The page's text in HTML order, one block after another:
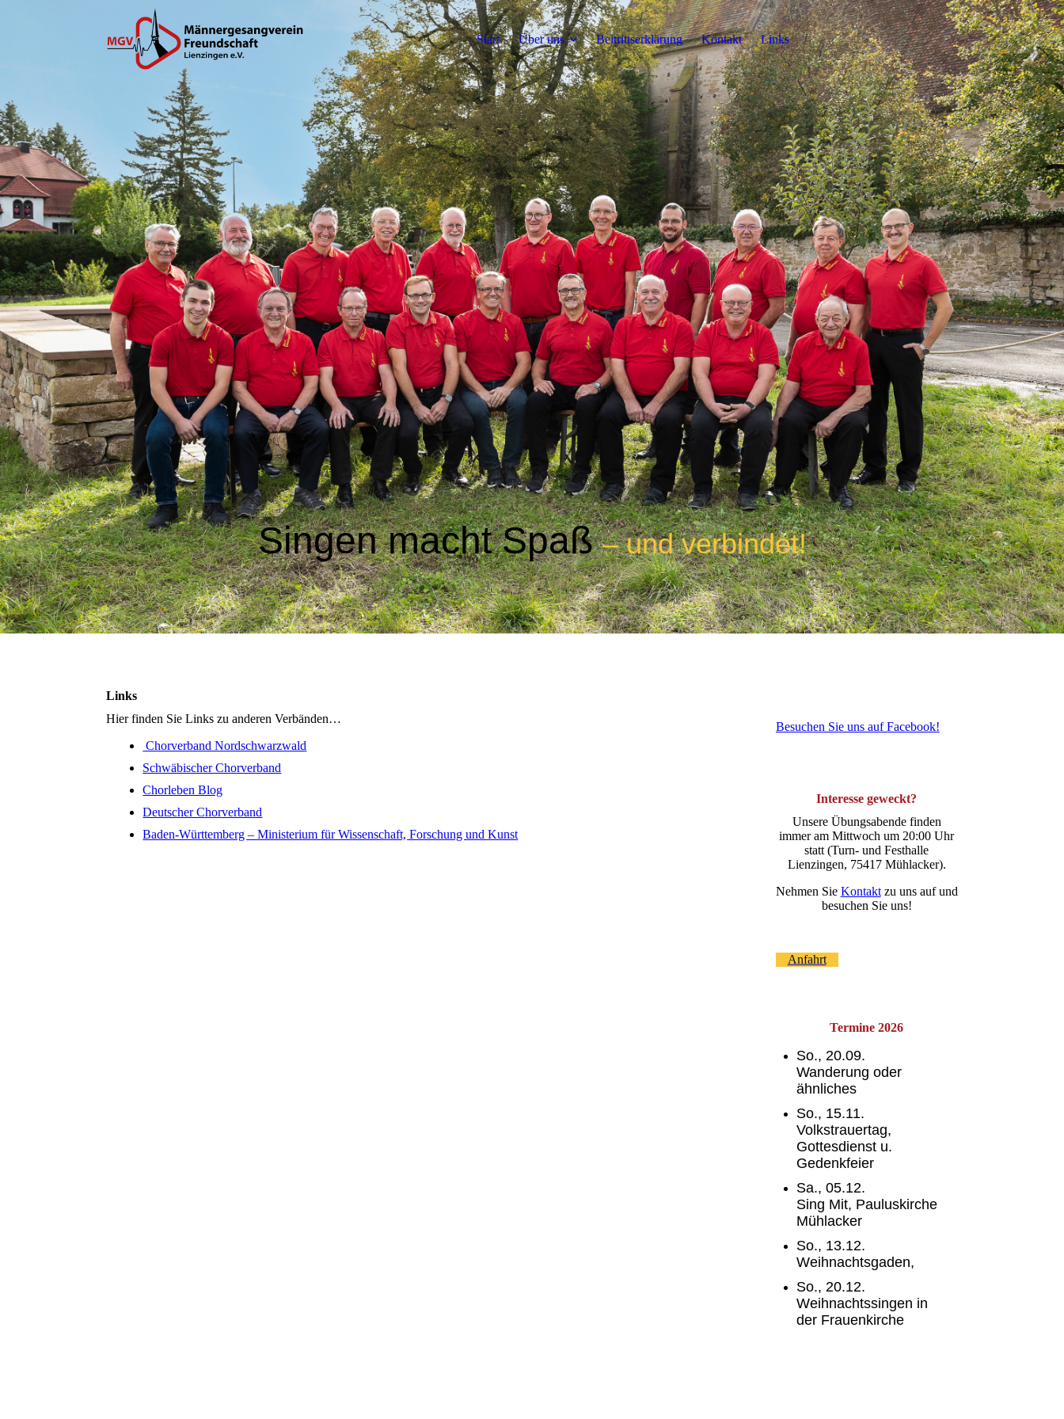
Start Über uns Beitrittserklärung Kontakt Links
Singen macht Spaß – und verbindet!
Links
Hier finden Sie Links zu anderen Verbänden…
Chorverband Nordschwarzwald
Schwäbischer Chorverband
Chorleben Blog
Deutscher Chorverband
Baden-Württemberg – Ministerium für Wissenschaft, Forschung und Kunst
Besuchen Sie uns auf Facebook!
Interesse geweckt?
Unsere Übungsabende finden
immer am Mittwoch um 20:00 Uhr
statt (Turn- und Festhalle
Lienzingen, 75417 Mühlacker).
Nehmen Sie Kontaktzu uns auf und
besuchen Sie uns!
Anfahrt
Termine 2026
So., 20.09.
Wanderung oder
ähnliches
So., 15.11.
Volkstrauertag,
Gottesdienst u.
Gedenkfeier
Sa., 05.12.
Sing Mit, Pauluskirche
Mühlacker
So., 13.12.
Weihnachtsgaden,
So., 20.12.
Weihnachtssingen in
der Frauenkirche